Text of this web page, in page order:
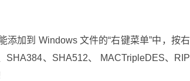
加到 Windows 文件的“右键菜单”中，按右
SHA384、SHA512、 MACTripleDES、RIP